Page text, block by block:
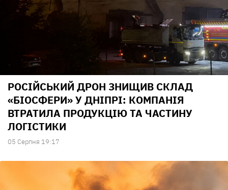
РОСІЙСЬКИЙ ДРОН ЗНИЩИВ СКЛАД
«БІОСФЕРИ» У ДНІПРІ: КОМПАНІЯ
ВТРАТИЛА ПРОДУКЦІЮ ТА ЧАСТИНУ
ЛОГІСТИКИ
05 Серпня 19:17